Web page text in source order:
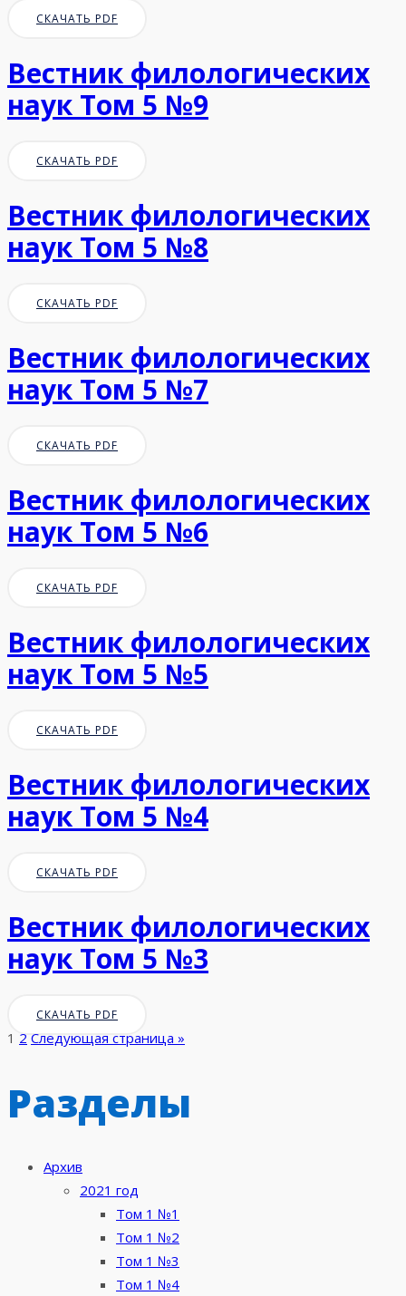
СКАЧАТЬ PDF
Вестник филологических
наук Том 5 №9
СКАЧАТЬ PDF
Вестник филологических
наук Том 5 №8
СКАЧАТЬ PDF
Вестник филологических
наук Том 5 №7
СКАЧАТЬ PDF
Вестник филологических
наук Том 5 №6
СКАЧАТЬ PDF
Вестник филологических
наук Том 5 №5
СКАЧАТЬ PDF
Вестник филологических
наук Том 5 №4
СКАЧАТЬ PDF
Вестник филологических
наук Том 5 №3
СКАЧАТЬ PDF
1 2 Следующая страница »
Разделы
Архив
2021 год
Том 1 №1
Том 1 №2
Том 1 №3
Том 1 №4